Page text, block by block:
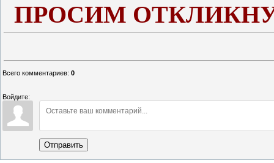
ПРОСИМ
Всего комментариев: 0
Войдите:
Отправить